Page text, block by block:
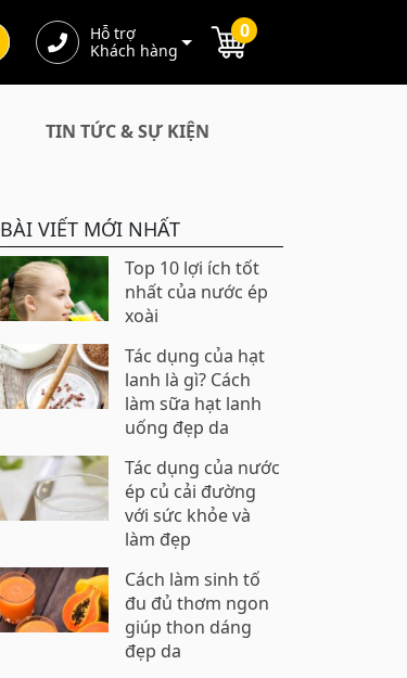
Hỗ trợ
Khách hàng
0
TIN TỨC & SỰ KIỆN
BÀI VIẾT MỚI NHẤT
Top 10 lợi ích tốt
nhất của nước ép
xoài
Tác dụng của hạt
lanh là gì? Cách
làm sữa hạt lanh
uống đẹp da
Tác dụng của nước
ép củ cải đường
với sức khỏe và
làm đẹp
Cách làm sinh tố
đu đủ thơm ngon
giúp thon dáng
đẹp da